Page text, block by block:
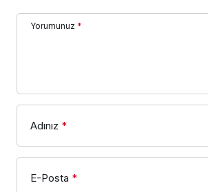
Yorumunuz *
Adınız *
E-Posta *